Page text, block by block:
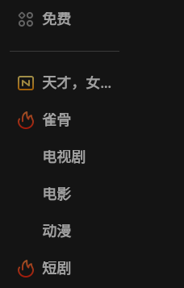
免费
天才，女友
雀骨
电视剧
电影
动漫
短剧